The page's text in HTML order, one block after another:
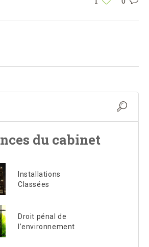
du cabinet
Installations
Classées
Droit pénal de
l’environnement